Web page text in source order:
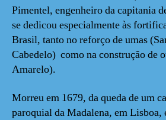
Pimentel, engenheiro da capitania
se dedicou especialmente às
Brasil, tanto no reforço de umas
Cabedelo) como na construção de
Amarelo).
Morreu em 1679, da queda de um
paroquial da Madalena, em Lisboa,